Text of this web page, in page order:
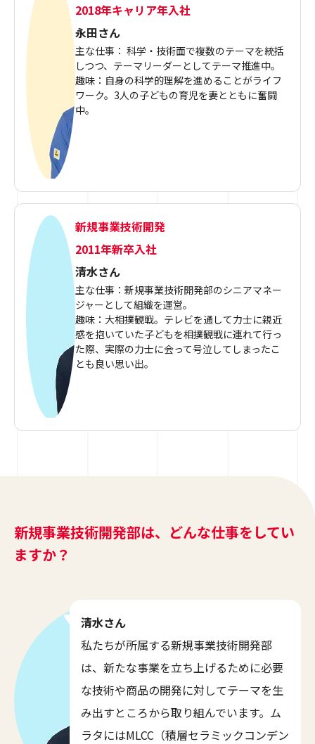
2018年キャリア年入社
永田さん
主な仕事： 科学・技術面で複数のテーマを統括
しつつ、テーマリーダーとしてテーマ推進中。
趣味：自身の科学的理解を進めることがライフ
ワーク。3人の子どもの育児を妻とともに奮闘
中。
新規事業技術開発
2011年新卒入社
清水さん
主な仕事：新規事業技術開発部のシニアマネー
ジャーとして組織を運営。
趣味：大相撲観戦。テレビを通して力士に親近
感を抱いていた子どもを相撲観戦に連れて行っ
た際、実際の力士に会って号泣してしまったこ
とも良い思い出。
新規事業技術開発部は、どんな仕事をしてい
ますか？
清水さん
私たちが所属する新規事業技術開発部
は、新たな事業を立ち上げるために必要
な技術や商品の開発に対してテーマを生
み出すところから取り組んでいます。ム
ラタにはMLCC（積層セラミックコンデン